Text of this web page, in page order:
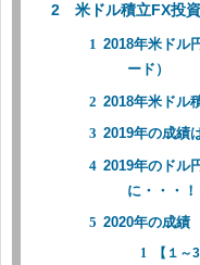
米ドル積立FX投
2018年米ドル
ード）
2018年米ドル
2019年の成績
2019年のドル
に・・・！
2020年の成績
【１～